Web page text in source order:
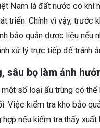
Nam là đất nước có khí
triển. Chính vì vậy, trước
bảo quản dược liệu
xử lý trực tiếp để tránh
sâu bọ làm ảnh
một số loại ấu trùng có
Việc kiểm tra kho bảo
hợp nếu kiểm tra thấy